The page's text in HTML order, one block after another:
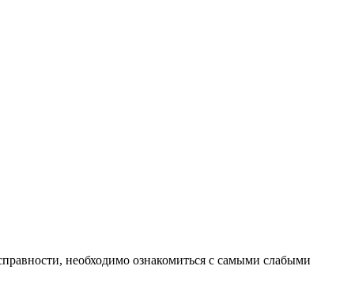
необходимо ознакомиться с самыми слабыми